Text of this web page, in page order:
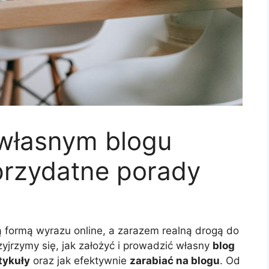
blogu
porady
wyrazu online, a zarazem realną drogą do
się, jak założyć i prowadzić własny blog
oraz jak efektywnie zarabiać na blogu. Od